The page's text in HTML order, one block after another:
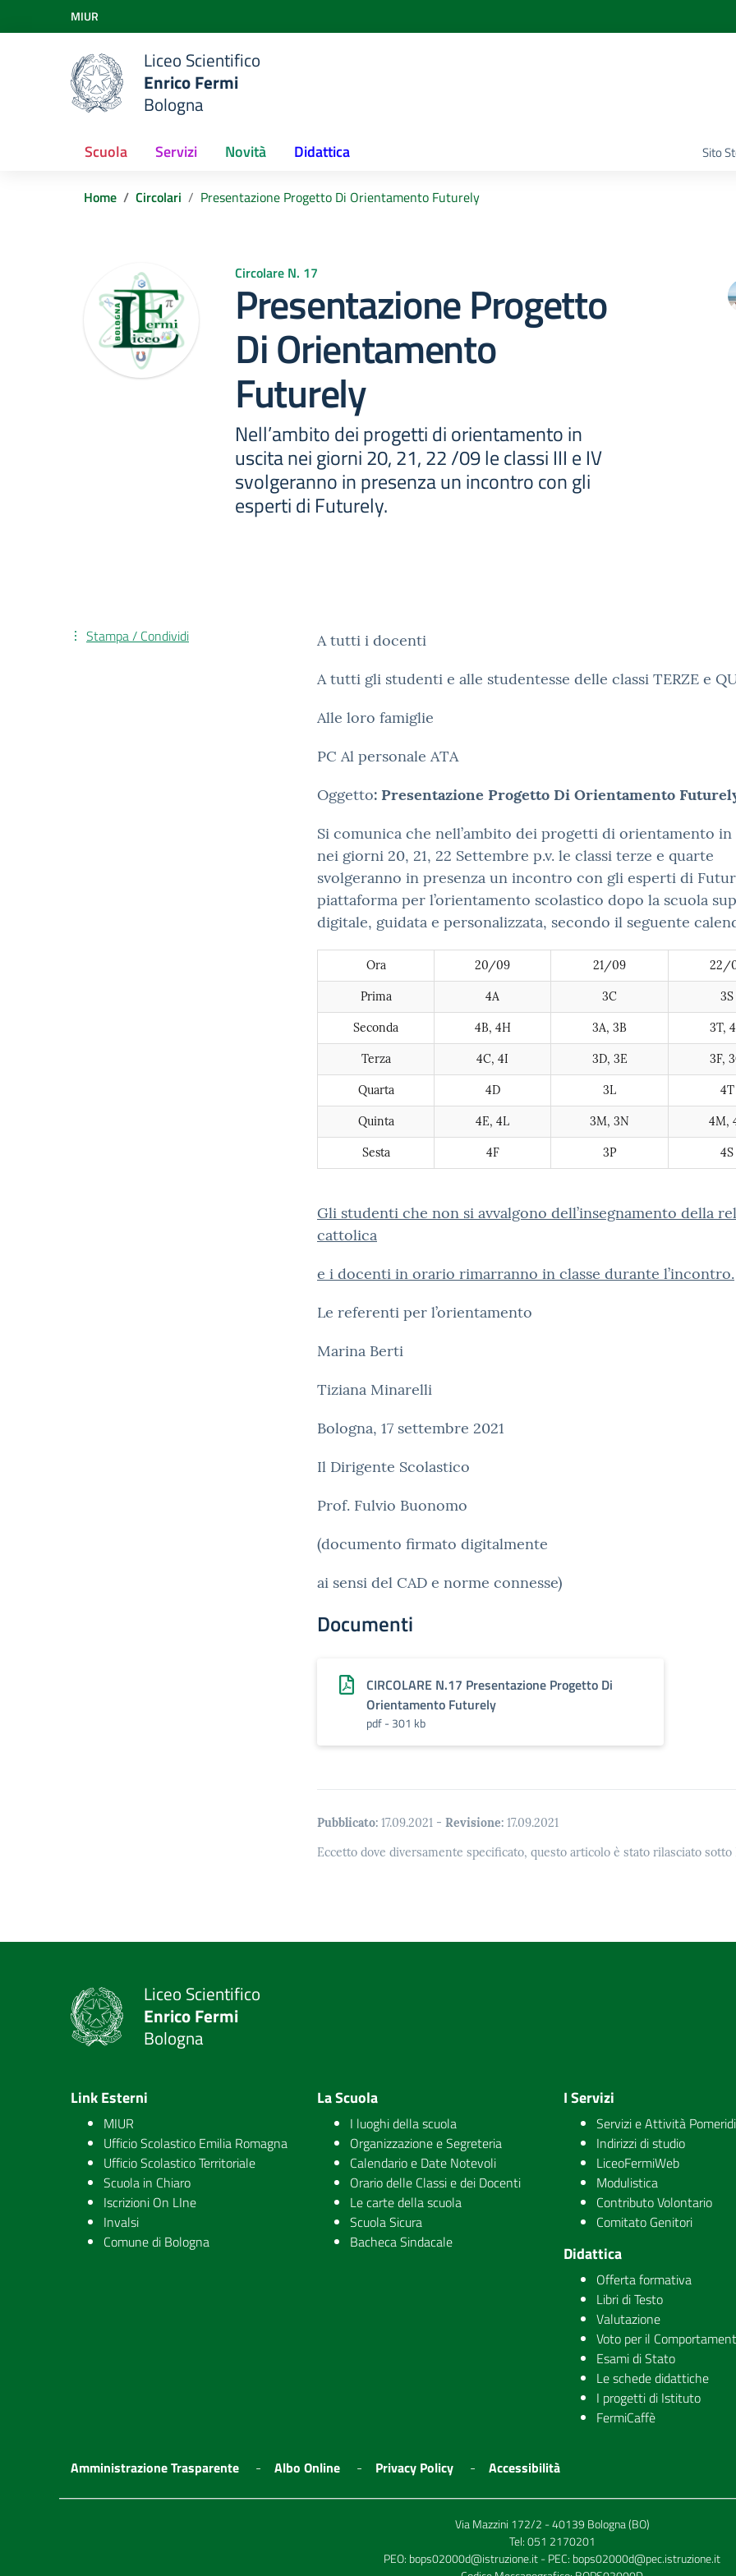
Vai ai contenuti
Vai al menu di navigazione
Vai al footer
MIUR
Liceo Scientifico
Enrico Fermi
Bologna
Sito
Scuola Servizi Novità Didattica
Home Circolari Presentazione Progetto Di Orientamento Futurely
Circolare N. 17
Presentazione Progetto
Di Orientamento
Futurely
Nell’ambito dei progetti di orientamento in
uscita nei giorni 20, 21, 22 /09 le classi III e IV
svolgeranno in presenza un incontro con gli
esperti di Futurely.
A tutti i docenti
A tutti gli studenti e alle studentesse delle classi TERZE e
Alle loro famiglie
PC Al personale ATA
Oggetto: Presentazione Progetto Di Orientamento
Si comunica che nell’ambito dei progetti di orientamento in
nei giorni 20, 21, 22 Settembre p.v. le classi terze e quarte
svolgeranno in presenza un incontro con gli esperti di
piattaforma per l’orientamento scolastico dopo la scuola
digitale, guidata e personalizzata, secondo il seguente
Ora 20/09 21/09 22/
Prima 4A 3C 3S
Seconda 4B, 4H 3A, 3B 3T,
Terza 4C, 4I 3D, 3E 3F,
Quarta 4D 3L 4T
Quinta 4E, 4L 3M, 3N 4M,
Sesta 4F 3P 4S
Gli studenti che non si avvalgono dell’insegnamento della
cattolica
e i docenti in orario rimarranno in classe durante l’incontro.
Le referenti per l’orientamento
Marina Berti
Tiziana Minarelli
Bologna, 17 settembre 2021
Il Dirigente Scolastico
Prof. Fulvio Buonomo
(documento firmato digitalmente
ai sensi del CAD e norme connesse)
Documenti
CIRCOLARE N.17 Presentazione Progetto Di
Orientamento Futurely
pdf - 301 kb
Pubblicato: 17.09.2021 - Revisione: 17.09.2021
Eccetto dove diversamente specificato, questo articolo è stato rilasciato
Stampa / Condividi
Liceo Scientifico
Enrico Fermi
Bologna
Link Esterni
MIUR
Ufficio Scolastico Emilia Romagna
Ufficio Scolastico Territoriale
Scuola in Chiaro
Iscrizioni On LIne
Invalsi
Comune di Bologna
La Scuola
I luoghi della scuola
Organizzazione e Segreteria
Calendario e Date Notevoli
Orario delle Classi e dei Docenti
Le carte della scuola
Scuola Sicura
Bacheca Sindacale
I Servizi
Servizi e Attività
Indirizzi di studio
LiceoFermiWeb
Modulistica
Contributo Volontario
Comitato Genitori
Didattica
Offerta formativa
Libri di Testo
Valutazione
Voto per il
Esami di Stato
Le schede didattiche
I progetti di Istituto
FermiCaffè
Amministrazione Trasparente Albo Online Privacy Policy Accessibilità
Via Mazzini 172/2 - 40139 Bologna (BO)
Tel:051 2170201
PEO: bops02000d@istruzione.it- PEC: bops02000d@pec.istruzione.it